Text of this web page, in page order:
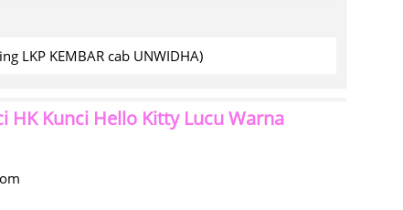
LKP KEMBAR cab UNWIDHA)
HK Kunci Hello Kitty Lucu Warna